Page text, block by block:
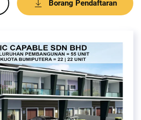
Borang Pendaftaran